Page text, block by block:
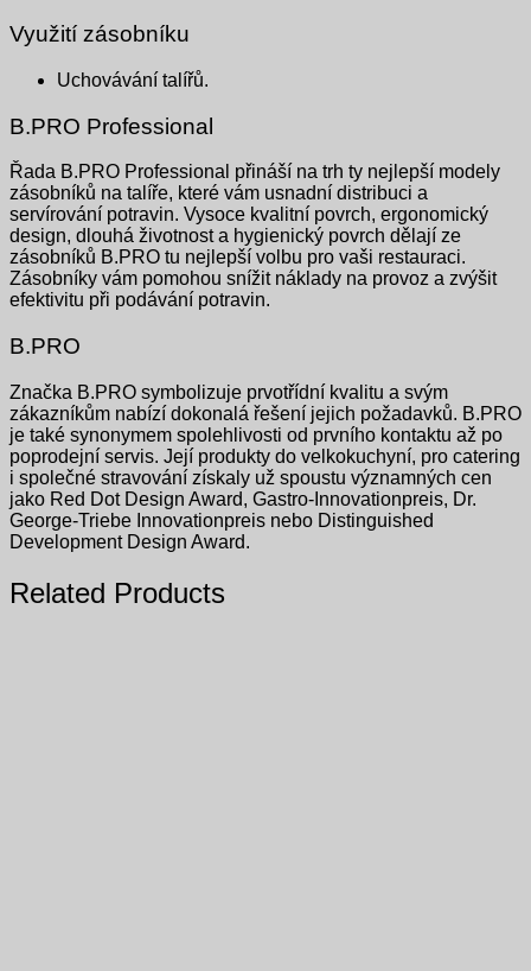
Využití zásobníku
Uchovávání talířů.
B.PRO Professional
Řada B.PRO Professional přináší na trh ty nejlepší modely
zásobníků na talíře, které vám usnadní distribuci a
servírování potravin. Vysoce kvalitní povrch, ergonomický
design, dlouhá životnost a hygienický povrch dělají ze
zásobníků B.PRO tu nejlepší volbu pro vaši restauraci.
Zásobníky vám pomohou snížit náklady na provoz a zvýšit
efektivitu při podávání potravin.
B.PRO
Značka B.PRO symbolizuje prvotřídní kvalitu a svým
zákazníkům nabízí dokonalá řešení jejich požadavků. B.PRO
je také synonymem spolehlivosti od prvního kontaktu až po
poprodejní servis. Její produkty do velkokuchyní, pro catering
i společné stravování získaly už spoustu významných cen
jako Red Dot Design Award, Gastro-Innovationpreis, Dr.
George-Triebe Innovationpreis nebo Distinguished
Development Design Award.
Related Products